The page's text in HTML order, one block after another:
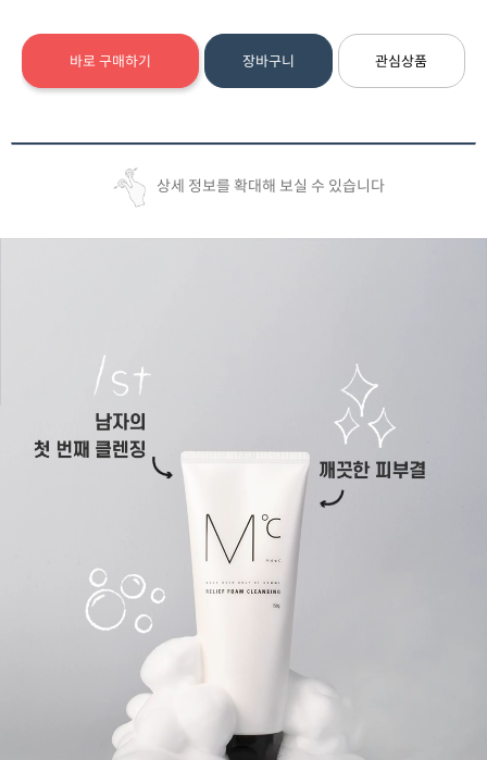
바로 구매하기 장바구니 관심상품
상세 정보를 확대해 보실 수 있습니다